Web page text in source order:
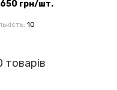
грн/шт.
10